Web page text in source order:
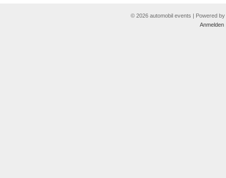
© 2026 automobil events | Powered by
Anmelden|